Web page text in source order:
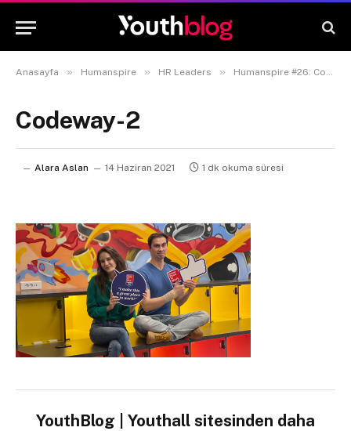
Anasayfa » Humanspire » HR Leaders » Humanspire #26: Codeway Culture & Talent Acquisition Lead Hazal Ilgın
Codeway-2
Alara Aslan 14 Haziran 2021 1 dk okuma süresi
YouthBlog | Youthall sitesinden daha